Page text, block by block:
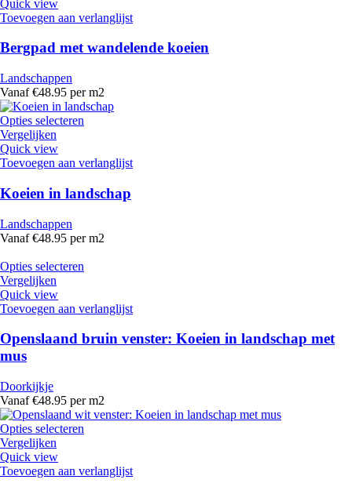
Quick view
Toevoegen aan verlanglijst
Bergpad met wandelende koeien
Landschappen
Vanaf €48.95 per m2
Opties selecteren
Vergelijken
Quick view
Toevoegen aan verlanglijst
Koeien in landschap
Landschappen
Vanaf €48.95 per m2
Opties selecteren
Vergelijken
Quick view
Toevoegen aan verlanglijst
Openslaand bruin venster: Koeien in landschap met
mus
Doorkijkje
Vanaf €48.95 per m2
Opties selecteren
Vergelijken
Quick view
Toevoegen aan verlanglijst